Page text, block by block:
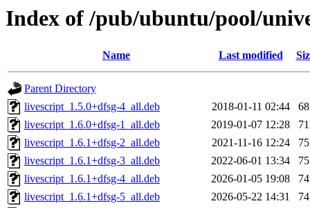
Index of /pub/ubuntu/pool/
Name Last modified
Parent Directory
livescript_1.5.0+dfsg-4_all.deb
2018-01-11 02:44
livescript_1.6.0+dfsg-1_all.deb
2019-01-07 12:28
livescript_1.6.1+dfsg-2_all.deb
2021-11-16 12:24
livescript_1.6.1+dfsg-3_all.deb
2022-06-01 13:34
livescript_1.6.1+dfsg-4_all.deb
2026-01-05 19:08
livescript_1.6.1+dfsg-5_all.deb
2026-05-22 14:31